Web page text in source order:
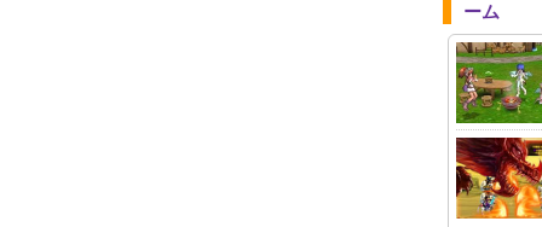
ーム